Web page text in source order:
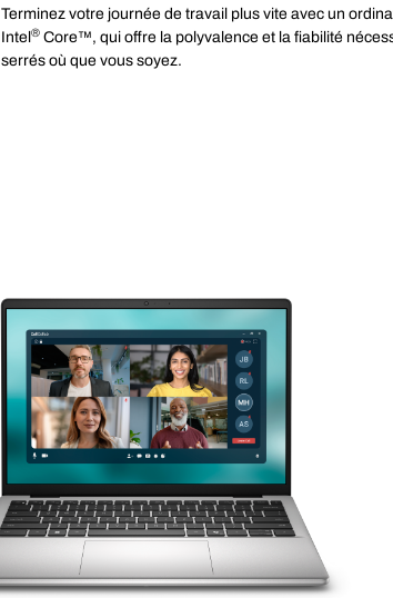
Terminez votre journée de travail plus vite avec un
Intel® Core™, qui offre la polyvalence et la fiabilité
serrés où que vous soyez.